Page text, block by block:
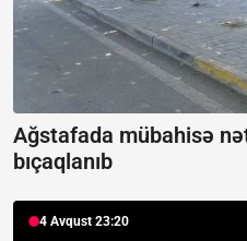
Ağstafada mübahisə
bıçaqlanıb
4 Avqust 23:20